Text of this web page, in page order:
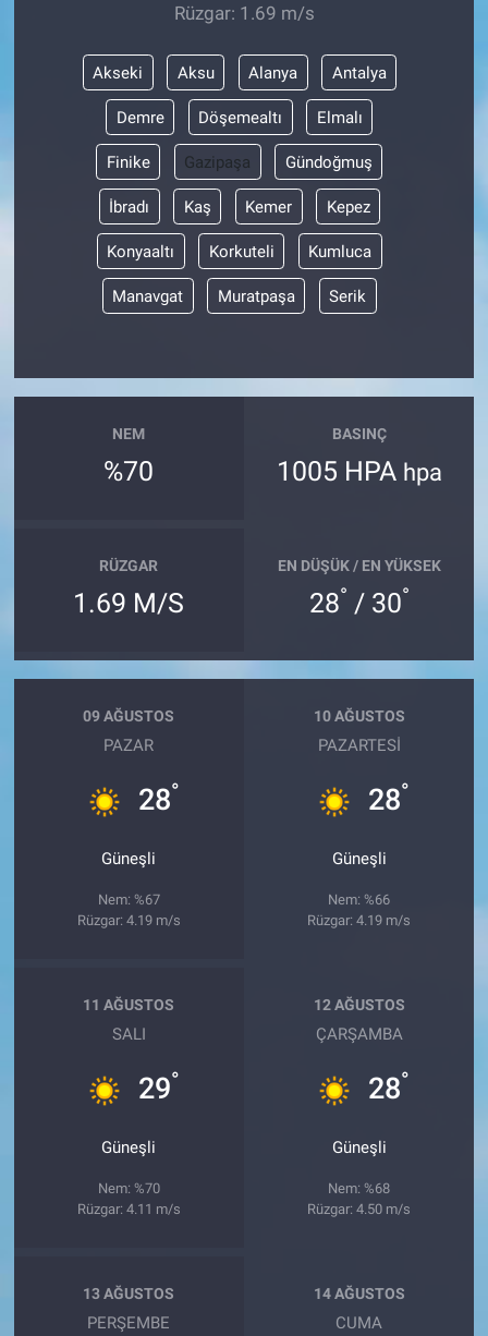
Rüzgar: 1.69 m/s
Akseki Aksu Alanya Antalya
Demre Döşemealtı Elmalı
Finike Gazipaşa Gündoğmuş
İbradı Kaş Kemer Kepez
Konyaaltı Korkuteli Kumluca
Manavgat Muratpaşa Serik
NEM
%70
BASINÇ
1005 HPA hpa
RÜZGAR
1.69 M/S
EN DÜŞÜK / EN YÜKSEK
28° / 30°
09 AĞUSTOS
PAZAR
28°
Güneşli
Nem: %67
Rüzgar: 4.19 m/s
10 AĞUSTOS
PAZARTESI
28°
Güneşli
Nem: %66
Rüzgar: 4.19 m/s
11 AĞUSTOS
SALI
29°
Güneşli
Nem: %70
Rüzgar: 4.11 m/s
12 AĞUSTOS
ÇARŞAMBA
28°
Güneşli
Nem: %68
Rüzgar: 4.50 m/s
13 AĞUSTOS
PERŞEMBE
14 AĞUSTOS
CUMA
Bilim ve Teknoloji